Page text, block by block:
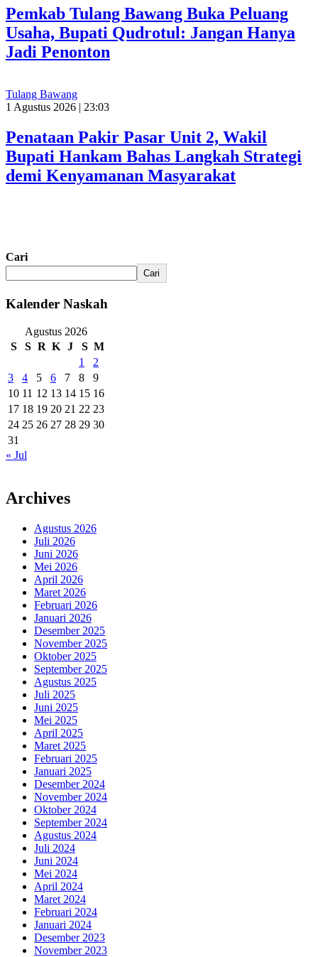
Pemkab Tulang Bawang Buka Peluang
Usaha, Bupati Qudrotul: Jangan Hanya
Jadi Penonton
Tulang Bawang
1 Agustus 2026 | 23:03
Penataan Pakir Pasar Unit 2, Wakil
Bupati Hankam Bahas Langkah Strategi
demi Kenyamanan Masyarakat
Cari
Cari
Kalender Naskah
Agustus 2026
S
S R K J S M
1
2
3
4 5 6 7 8
9
10 11 12 13 14 15 16
17 18 19 20 21 22 23
24 25 26 27 28 29 30
31
« Jul
Archives
Agustus 2026
Juli 2026
Juni 2026
Mei 2026
April 2026
Maret 2026
Februari 2026
Januari 2026
Desember 2025
November 2025
Oktober 2025
September 2025
Agustus 2025
Juli 2025
Juni 2025
Mei 2025
April 2025
Maret 2025
Februari 2025
Januari 2025
Desember 2024
November 2024
Oktober 2024
September 2024
Agustus 2024
Juli 2024
Juni 2024
Mei 2024
April 2024
Maret 2024
Februari 2024
Januari 2024
Desember 2023
November 2023